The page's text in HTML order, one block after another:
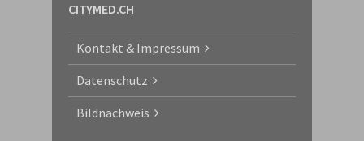
CITYMED.CH
Kontakt & Impressum
Datenschutz
Bildnachweis